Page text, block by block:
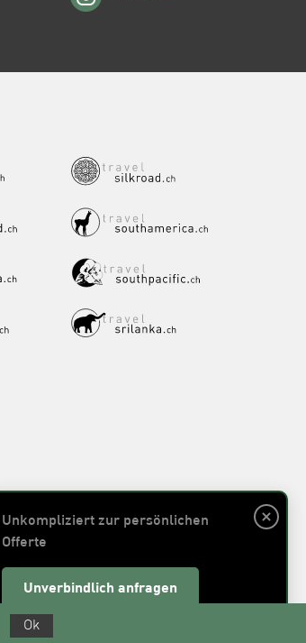
Ok
Unkompliziert zur persönlichen
Offerte
Unverbindlich anfragen